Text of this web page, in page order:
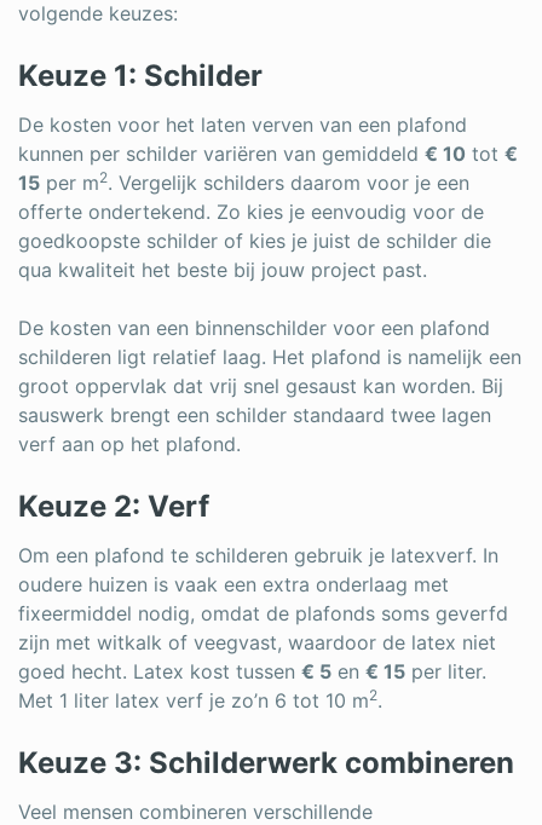
volgende keuzes:
Keuze 1: Schilder
De kosten voor het laten verven van een plafond
kunnen per schilder variëren van gemiddeld € 10 tot €
15 per m2. Vergelijk schilders daarom voor je een
offerte ondertekend. Zo kies je eenvoudig voor de
goedkoopste schilder of kies je juist de schilder die
qua kwaliteit het beste bij jouw project past.
De kosten van een binnenschilder voor een plafond
schilderen ligt relatief laag. Het plafond is namelijk een
groot oppervlak dat vrij snel gesaust kan worden. Bij
sauswerk brengt een schilder standaard twee lagen
verf aan op het plafond.
Keuze 2: Verf
Om een plafond te schilderen gebruik je latexverf. In
oudere huizen is vaak een extra onderlaag met
fixeermiddel nodig, omdat de plafonds soms geverfd
zijn met witkalk of veegvast, waardoor de latex niet
goed hecht. Latex kost tussen € 5 en € 15 per liter.
Met 1 liter latex verf je zo’n 6 tot 10 m2.
Keuze 3: Schilderwerk combineren
Veel mensen combineren verschillende